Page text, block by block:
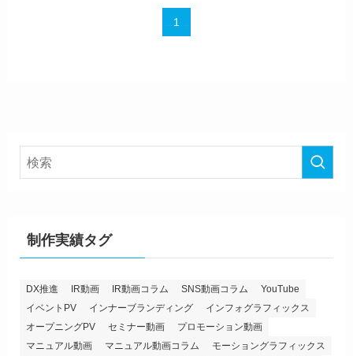
1
制作実績タグ
DX推進 IR動画 IR動画コラム SNS動画コラム
YouTube
イベントPV
インナーブランディング
インフォグラフィックス
オープニングPV
セミナー動画
プロモーション動画
マニュアル動画
マニュアル動画コラム
モーショングラフィックス